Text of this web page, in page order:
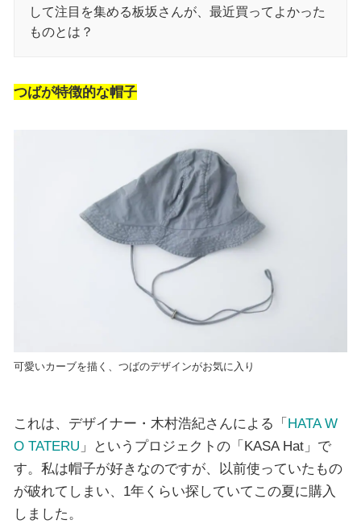
して注目を集める板坂さんが、最近買ってよかった
ものとは？
つばが特徴的な帽子
可愛いカーブを描く、つばのデザインがお気に入り
これは、デザイナー・木村浩紀さんによる「HATA W
O TATERU 」というプロジェクトの「KASA Hat」で
す。私は帽子が好きなのですが、以前使っていたもの
が破れてしまい、1年くらい探していてこの夏に購入
しました。